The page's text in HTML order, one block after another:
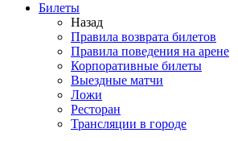
Билеты
Назад
Правила возврата билетов
Правила поведения на арене
Корпоративные билеты
Выездные матчи
Ложи
Ресторан
Трансляции в городе